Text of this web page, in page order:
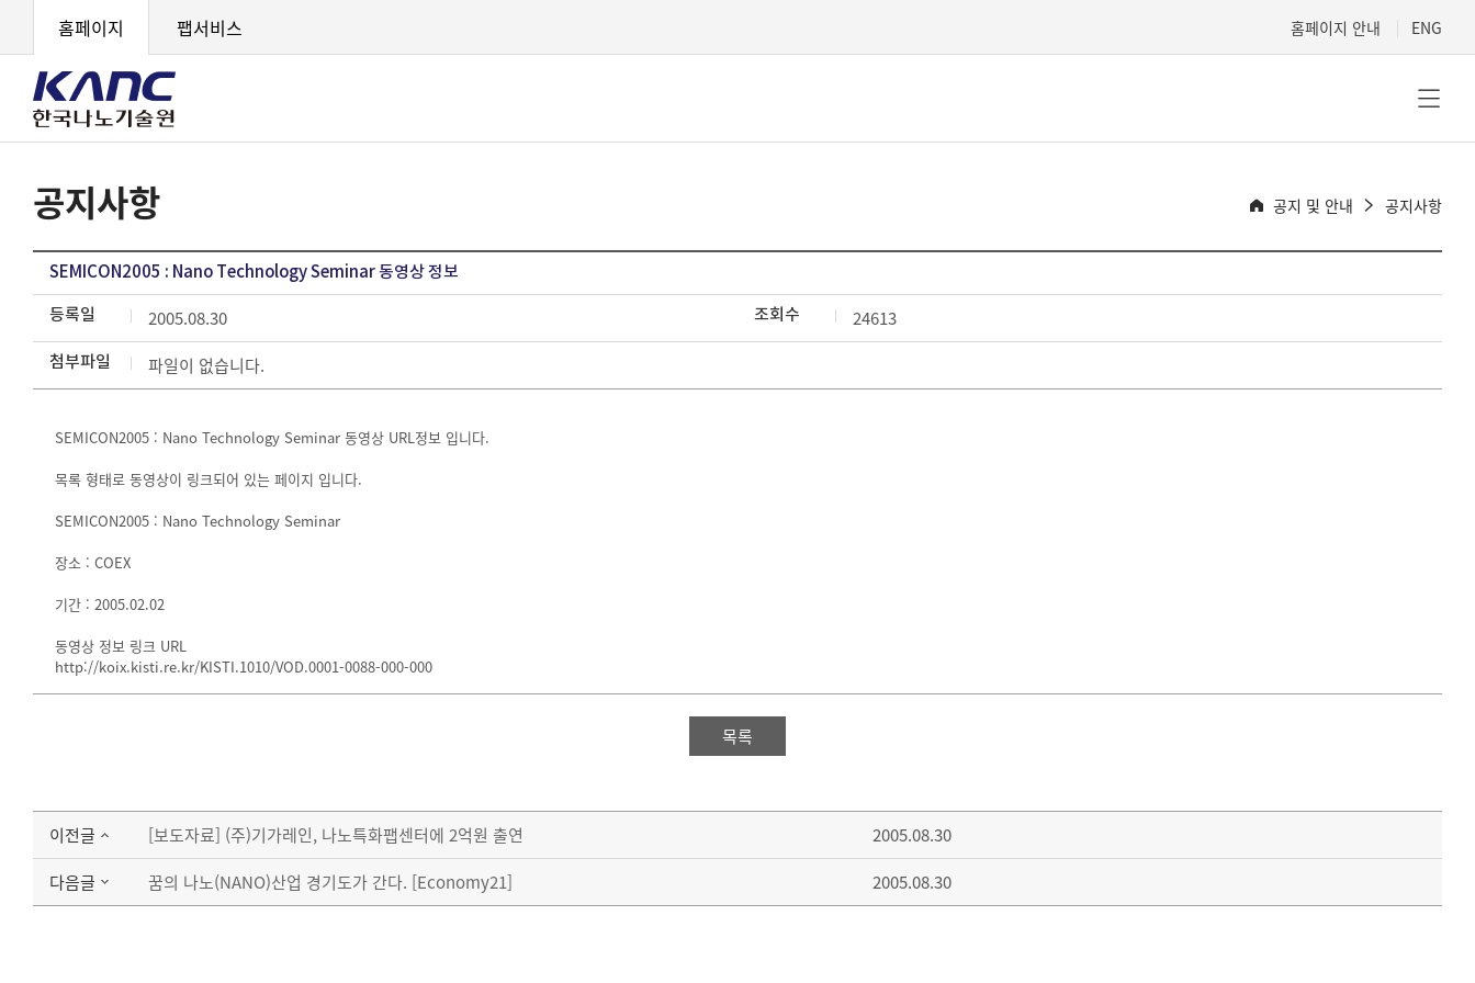
홈페이지 팹서비스 홈페이지 안내 ENG
공지사항 공지 및 안내 공지사항
SEMICON2005 : Nano Technology Seminar 동영상 정보
등록일 2005.08.30 조회수 24613
첨부파일 파일이 없습니다.
SEMICON2005 : Nano Technology Seminar 동영상 URL정보 입니다.
목록 형태로 동영상이 링크되어 있는 페이지 입니다.
SEMICON2005 : Nano Technology Seminar
장소 : COEX
기간 : 2005.02.02
동영상 정보 링크 URL
http://koix.kisti.re.kr/KISTI.1010/VOD.0001-0088-000-000
목록
이전글 [보도자료] (주)기가레인, 나노특화팹센터에 2억원 출연
2005.08.30
다음글
꿈의 나노(NANO)산업 경기도가 간다. [Economy21] 2005.08.30